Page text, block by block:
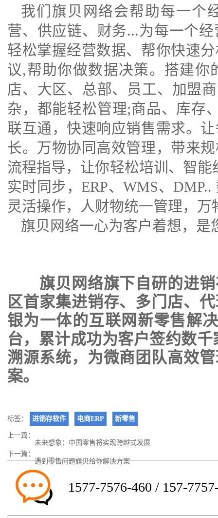
我们旗贝网络会帮助每一个
营、供应链、财务...为每一个
轻松掌握经营数据、帮你快速
议,帮助你做数据决策。搭建你
店、大区、总部、员工、加盟
杂，都能轻松管理;商品、库存
联互通，快速响应销售需求。
长。万物协同高效管理，带来
流程指导，让你轻松培训、智
实时同步，ERP、WMS、
灵活操作，人财物统一管理，
旗贝网络一心为客户着想，
旗贝网络旗下自研的进销
区首家集进销存、多门店、
银为一体的互联网新零售解
台，累计成功为客户签约数
溯源系统，为微商团队高效
案。
标签： 进销存软件 电商ERP 新零售
上一篇： 未来想象：中国零售将实现跨越式发展
下一篇：遇到零售问题旗贝给你解决方案
1577-7576-460 / 157-